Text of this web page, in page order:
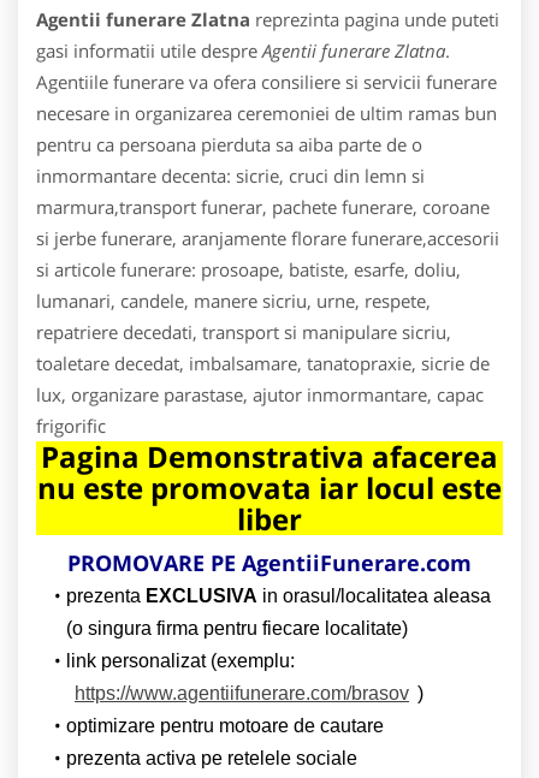
Agentii funerare Zlatna reprezinta pagina unde puteti
gasi informatii utile despre Agentii funerare Zlatna.
Agentiile funerare va ofera consiliere si servicii funerare
necesare in organizarea ceremoniei de ultim ramas bun
pentru ca persoana pierduta sa aiba parte de o
inmormantare decenta: sicrie, cruci din lemn si
marmura,transport funerar, pachete funerare, coroane
si jerbe funerare, aranjamente florare funerare,accesorii
si articole funerare: prosoape, batiste, esarfe, doliu,
lumanari, candele, manere sicriu, urne, respete,
repatriere decedati, transport si manipulare sicriu,
toaletare decedat, imbalsamare, tanatopraxie, sicrie de
lux, organizare parastase, ajutor inmormantare, capac
frigorific
Pagina Demonstrativa afacerea
nu este promovata iar locul este
liber
PROMOVARE PE AgentiiFunerare.com
prezenta EXCLUSIVA in orasul/localitatea aleasa
(o singura firma pentru fiecare localitate)
link personalizat (exemplu:
https://www.agentiifunerare.com/brasov )
optimizare pentru motoare de cautare
prezenta activa pe retelele sociale